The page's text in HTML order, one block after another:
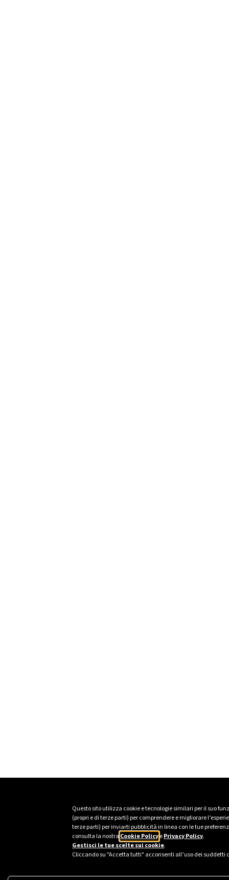
Questo sito utilizza cookie e tecnologie similari per il suo
(propri e di terze parti) per comprendere e migliorare
terze parti) per inviarti pubblicità in linea con le tue
consulta la nostra Cookie PolicyePrivacy Policy.
Gestisci le tue scelte sui cookie.
Cliccando su "Accetta tutti" acconsenti all’uso dei suddetti